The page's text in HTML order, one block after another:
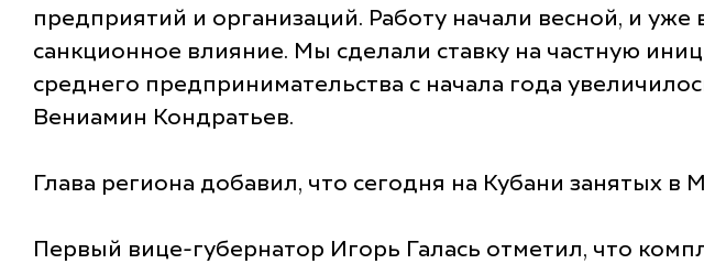
предприятий и организаций. Работу начали весной, и
санкционное влияние. Мы сделали ставку на частную
среднего предпринимательства с начала года
Вениамин Кондратьев.
Глава региона добавил, что сегодня на Кубани занятых в
Первый вице-губернатор Игорь Галась отметил, что